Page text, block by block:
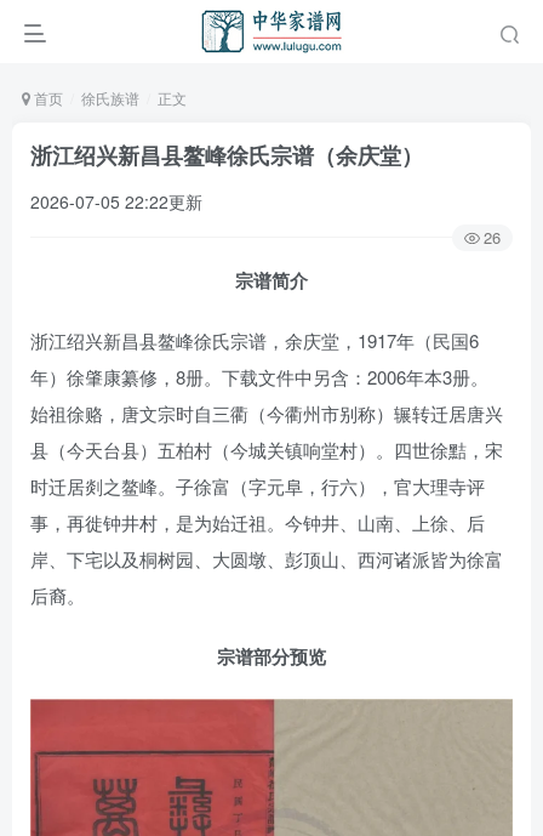
首页 徐氏族谱 正文
浙江绍兴新昌县鳌峰徐氏宗谱（余庆堂）
2026-07-05 22:22更新
26
宗谱简介
浙江绍兴新昌县鳌峰徐氏宗谱，余庆堂，1917年（民国6
年）徐肇康纂修，8册。下载文件中另含：2006年本3册。
始祖徐赂，唐文宗时自三衢（今衢州市别称）辗转迁居唐兴
县（今天台县）五柏村（今城关镇响堂村）。四世徐黠，宋
时迁居剡之鳌峰。子徐富（字元阜，行六），官大理寺评
事，再徙钟井村，是为始迁祖。今钟井、山南、上徐、后
岸、下宅以及桐树园、大圆墩、彭顶山、西河诸派皆为徐富
后裔。
宗谱部分预览